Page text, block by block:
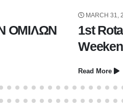
ΟΜΙΛΩΝ
MARCH 31,
1st
Read More